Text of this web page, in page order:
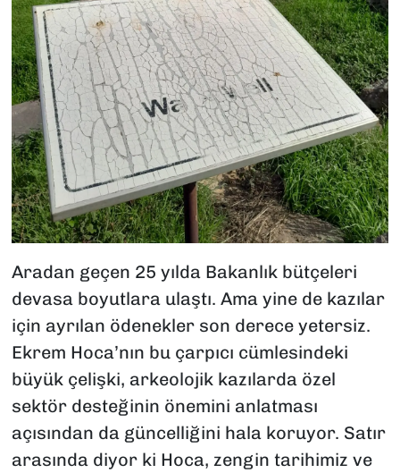
Aradan geçen 25 yılda Bakanlık bütçeleri
devasa boyutlara ulaştı. Ama yine de kazılar
için ayrılan ödenekler son derece yetersiz.
Ekrem Hoca’nın bu çarpıcı cümlesindeki
büyük çelişki, arkeolojik kazılarda özel
sektör desteğinin önemini anlatması
açısından da güncelliğini hala koruyor. Satır
arasında diyor ki Hoca, zengin tarihimiz ve